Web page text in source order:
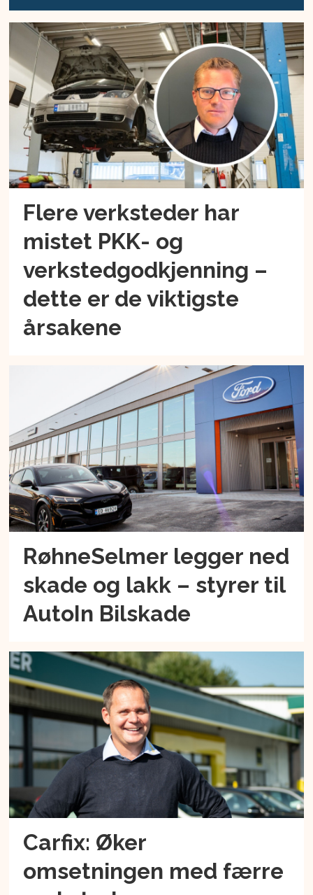
Flere verksteder har
mistet PKK- og
verkstedgodkjenning –
dette er de viktigste
årsakene
RøhneSelmer legger ned
skade og lakk – styrer til
AutoIn Bilskade
Carfix: Øker
omsetningen med færre